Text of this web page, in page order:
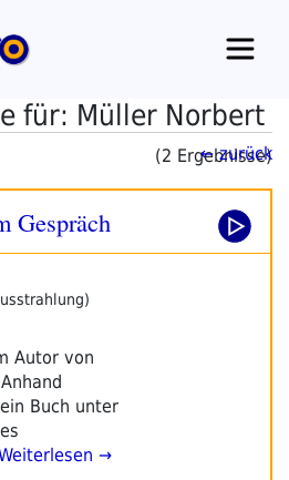
für: Müller Norbert
(2 Ergebnisse)
← zurück
Gespräch
Autor von
Buch unter
→